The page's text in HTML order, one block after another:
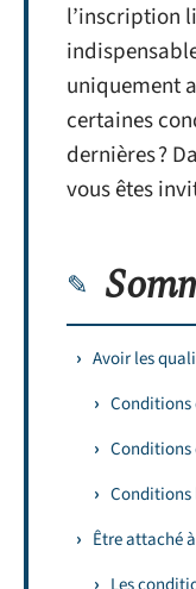
l’inscription
uniquement
certaines
dernières ?
vous êtes
Avoir les
Conditions
Conditions
Conditions
Être attaché